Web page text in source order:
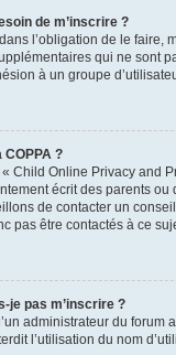
de m’inscrire ?
l’obligation de le
qui ne sont
à un groupe
COPPA ?
« Child Online Privacy and
écrit des parents
de contacter un
pas être contactés à ce
je pas m’inscrire ?
administrateur du forum
l’utilisation du nom